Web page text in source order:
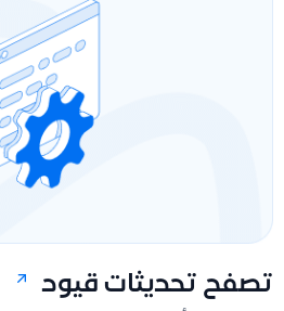
تصفح تحديثات قيود